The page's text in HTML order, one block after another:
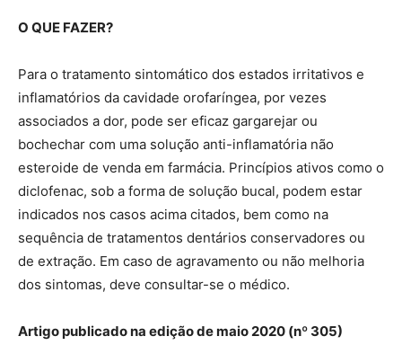
O QUE FAZER?
Para o tratamento sintomático dos estados irritativos e
inflamatórios da cavidade orofaríngea, por vezes
associados a dor, pode ser eficaz gargarejar ou
bochechar com uma solução anti-inflamatória não
esteroide de venda em farmácia. Princípios ativos como o
diclofenac, sob a forma de solução bucal, podem estar
indicados nos casos acima citados, bem como na
sequência de tratamentos dentários conservadores ou
de extração. Em caso de agravamento ou não melhoria
dos sintomas, deve consultar-se o médico.
Artigo publicado na edição de maio 2020 (nº 305)